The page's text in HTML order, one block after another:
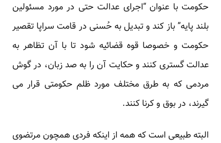
حکومت با عنوان “اجرای عدالت حتی در مورد مسئولین
بلند پایه” باز کند و تبدیل به حُسنی در قامت سراپا تقصیر
حکومت و خصوصا قوه قضائیه شود تا با آن تظاهر به
عدالت گستری کنند و حکایت آن را به صد زبان، در گوش
مردمی که به طرق مختلف مورد ظلم حکومتی قرار می
گیرند، در بوق و کرنا کنند.
البته طبیعی است که همه از اینکه فردی همچون مرتضوی